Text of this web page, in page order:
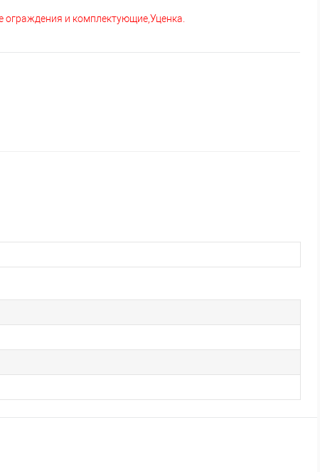
ограждения и комплектующие,Уценка.